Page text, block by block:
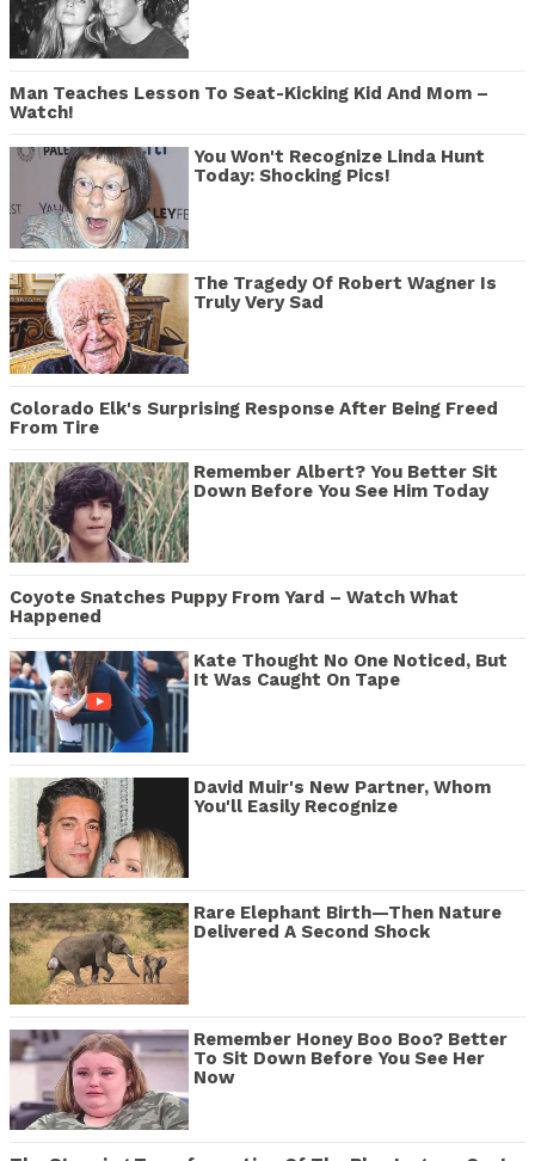
Man Teaches Lesson To Seat-Kicking Kid And Mom –
Watch!
You Won't Recognize Linda Hunt
Today: Shocking Pics!
The Tragedy Of Robert Wagner Is
Truly Very Sad
Colorado Elk's Surprising Response After Being Freed
From Tire
Remember Albert? You Better Sit
Down Before You See Him Today
Coyote Snatches Puppy From Yard – Watch What
Happened
Kate Thought No One Noticed, But
It Was Caught On Tape
David Muir's New Partner, Whom
You'll Easily Recognize
Rare Elephant Birth—Then Nature
Delivered A Second Shock
Remember Honey Boo Boo? Better
To Sit Down Before You See Her
Now